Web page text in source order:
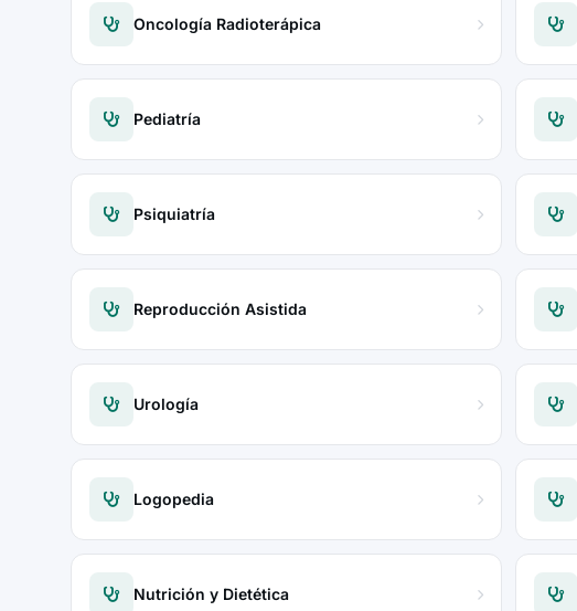
Oncología Radioterápica
Pediatría
Psiquiatría
Reproducción Asistida
Urología
Logopedia
Nutrición y Dietética